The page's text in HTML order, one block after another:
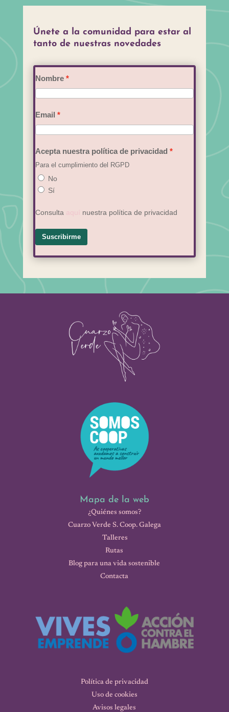
Únete a la comunidad para estar al
tanto de nuestras novedades
Nombre
Email
Acepta nuestra política de privacidad
Para el cumplimiento del RGPD
No
Sí
Consulta aquí nuestra política de privacidad
Suscribirme
Mapa de la web
¿Quiénes somos?
Cuarzo Verde S. Coop. Galega
Talleres
Rutas
Blog para una vida sostenible
Contacta
Política de privacidad
Uso de cookies
Avisos legales